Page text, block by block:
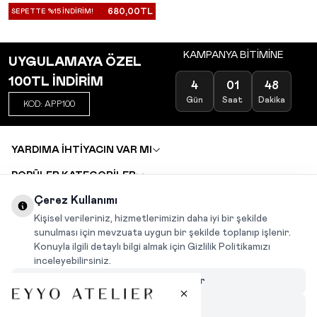
SEPETTE %15 İNDİRİM! 680,00TL
UYGULAMAYA ÖZEL
100TL İNDİRİM
KOD: APP100
KAMPANYA BİTİMİNE
4
Gün
01
Saat
48
Dakika
YARDIMA İHTİYACIN VAR MI
POPÜLER KATEGORİLER
DEĞİŞİM VE İADE TALEBİ
KARIYER
INSTAGRAM
Çerez Kullanımı
Kişisel verileriniz, hizmetlerimizin daha iyi bir şekilde
sunulması için mevzuata uygun bir şekilde toplanıp işlenir.
Konuyla ilgili detaylı bilgi almak için Gizlilik Politikamızı
inceleyebilirsiniz.
Çerezleri Özelleştir